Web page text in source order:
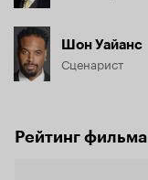
Шон Уайанс
Сценарист
Рейтинг фильма